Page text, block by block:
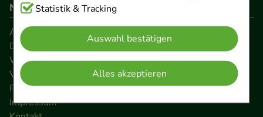
Cookies, die für die Grundfunktionen unserer
Website notwendig sind (z.B. Navigation,
Warenkorb, Kundenkonto), weshalb auf diese nicht
verzichtet werden kann.
Komfort:Diese Cookies werden genutzt um das
Einkaufserlebnis noch ansprechender zu gestalten,
Statistik & Tracking
Auswahl bestätigen
Alles akzeptieren
Navigation
AGB
Datenschutz
Widerrufsrecht
Versandkosten
FAQ
Impressum